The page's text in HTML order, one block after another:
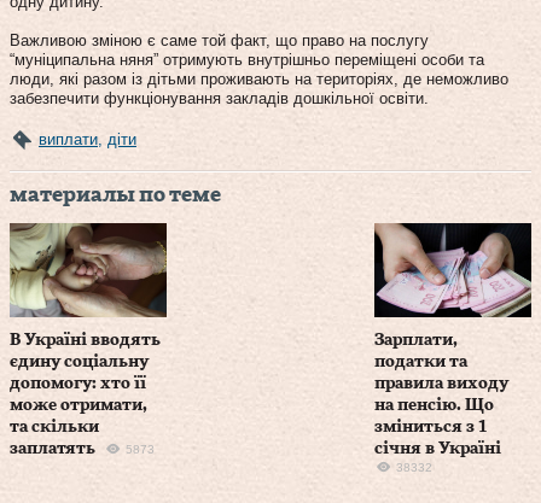
Важливою зміною є саме той факт, що право на послугу
“муніципальна няня” отримують внутрішньо переміщені особи та
люди, які разом із дітьми проживають на територіях, де неможливо
забезпечити функціонування закладів дошкільної освіти.
виплати, діти
материалы по теме
В Україні вводять
єдину соціальну
допомогу: хто її
може отримати,
та скільки
заплатять
5873
Зарплати,
податки та
правила виходу
на пенсію. Що
зміниться з 1
січня в Україні
38332